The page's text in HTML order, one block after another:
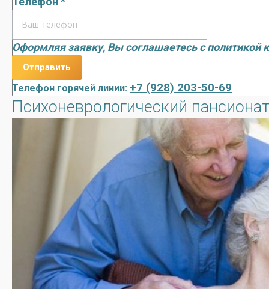
Оформляя заявку, Вы соглашаетесь сполитикой
Телефон горячей линии: +7 (928) 203-50-69
Психоневрологический